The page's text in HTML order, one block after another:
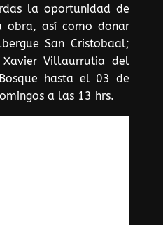
la oportunidad de
obra, así como donar
San Cristobaal;
Villaurrutia del
hasta el 03 de
a las 13 hrs.